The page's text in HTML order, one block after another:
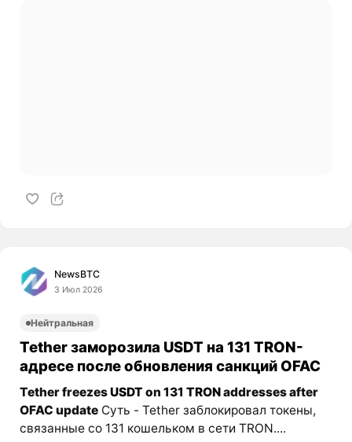
NewsBTC
3 Июл 2026
Нейтральная
Tether заморозила USDT на 131 TRON-
адресе после обновления санкций OFAC
Tether freezesUSDT on 131 TRONaddresses after
OFAC updateСуть - Tether заблокировал токены,
связанные со 131 кошельком в сети TRON....